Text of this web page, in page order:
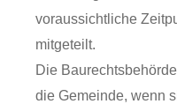
voraussichtliche
mitgeteilt.
Die
die Gemeinde, wenn